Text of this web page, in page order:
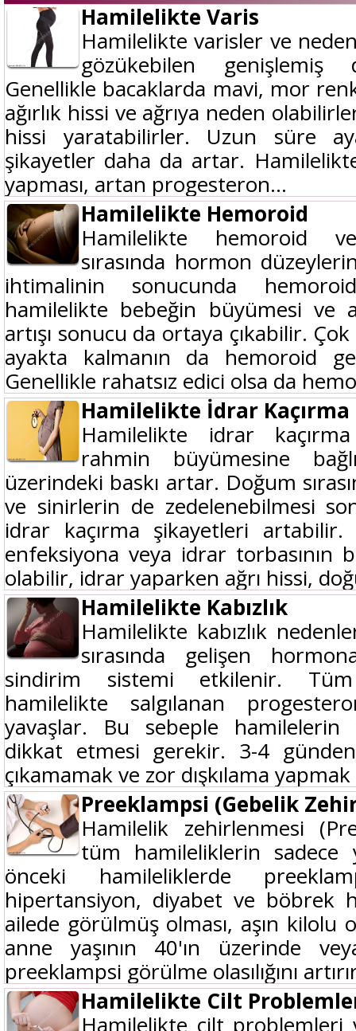
Hamilelikte Varis
Hamilelikte varisler ve
gözükebilen genişlemiş
Genellikle bacaklarda mavi, mor
ağırlık hissi ve ağrıya neden
hissi yaratabilirler. Uzun süre
şikayetler daha da artar.
yapması, artan progesteron...
Hamilelikte Hemoroid
Hamilelikte hemoroid
sırasında hormon
ihtimalinin sonucunda
hamilelikte bebeğin büyümesi ve
artışı sonucu da ortaya çıkabilir.
ayakta kalmanın da hemoroid
Genellikle rahatsız edici olsa da
Hamilelikte İdrar Kaçırma
Hamilelikte idrar
rahmin büyümesine
üzerindeki baskı artar. Doğum
ve sinirlerin de zedelenebilmesi
idrar kaçırma şikayetleri
enfeksiyona veya idrar torbasının
olabilir, idrar yaparken ağrı hissi,
Hamilelikte Kabızlık
Hamilelikte kabızlık
sırasında gelişen
sindirim sistemi etkilenir.
hamilelikte salgılanan
yavaşlar. Bu sebeple hamilelerin
dikkat etmesi gerekir. 3-4
çıkamamak ve zor dışkılama
Preeklampsi (Gebelik
Hamilelik zehirlenmesi
tüm hamileliklerin sadece
önceki hamileliklerde
hipertansiyon, diyabet ve böbrek
ailede görülmüş olması, aşın kilolu
anne yaşının 40'ın üzerinde
preeklampsi görülme olasılığını
Hamilelikte Cilt
Hamilelikte cilt problemleri